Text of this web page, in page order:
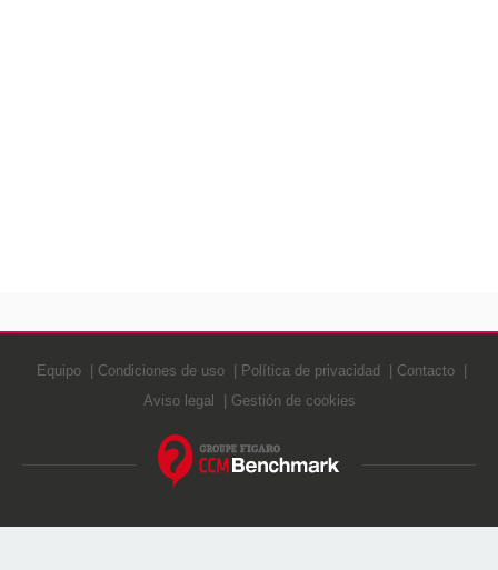
Equipo Condiciones de uso Política de privacidad
Contacto
Aviso legal
Gestión de cookies